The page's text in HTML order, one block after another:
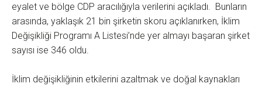
eyalet ve bölge CDP aracılığıyla verilerini açıkladı. Bunların
arasında, yaklaşık 21 bin şirketin skoru açıklanırken, İklim
Değişikliği Programı A Listesi’nde yer almayı başaran şirket
sayısı ise 346 oldu.
İklim değişikliğinin etkilerini azaltmak ve doğal kaynakları